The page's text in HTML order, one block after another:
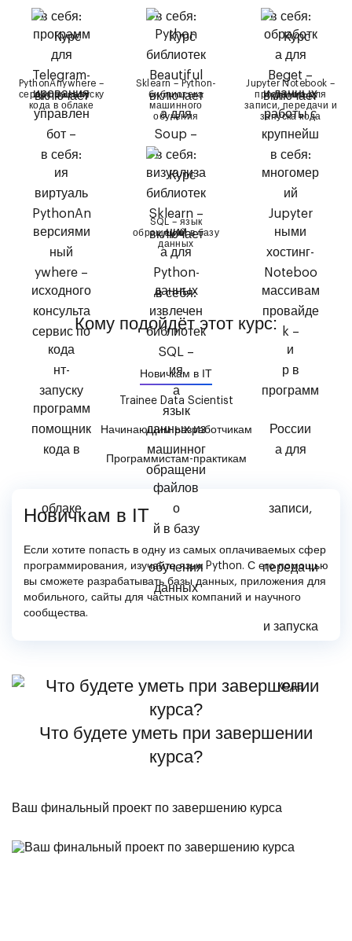
PythonAnywhere –
сервис по запуску
кода в облаке
Sklearn – Python-
библиотека
машинного
обучения
Jupyter Notebook –
программа для
записи, передачи и
запуска кода
SQL – язык
обращений в базу
данных
Кому подойдёт этот курс:
Новичкам в IT
Trainee Data Scientist
Начинающим разработчикам
Программистам-практикам
Новичкам в IT
Если хотите попасть в одну из самых оплачиваемых сфер
программирования, изучайте язык Python. С его помощью
вы сможете разрабатывать базы данных, приложения для
мобильного, сайты для частных компаний и научного
сообщества.
Что будете уметь при завершении
курса?
Ваш финальный проект по завершению курса